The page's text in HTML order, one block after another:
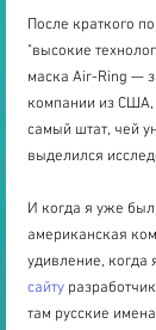
После краткого
"высокие
маска Air-Ring —
компании из США,
самый штат, чей
выделился
И когда я уже был
американская
удивление, когда
сайту
там русские